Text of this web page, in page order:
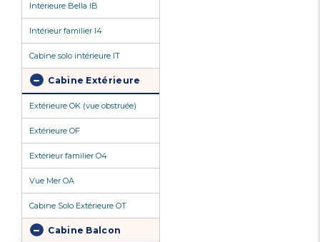
Intérieure Bella IB
Intérieur familier I4
Cabine solo intérieure IT
Cabine Extérieure
Extérieure OK (vue obstruée)
Extérieure OF
Extérieur familier O4
Vue Mer OA
Cabine Solo Extérieure OT
Cabine Balcon